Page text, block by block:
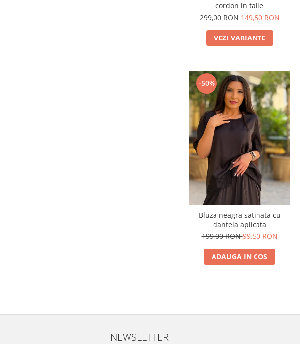
cordon in talie
299,00 RON149,50 RON
VEZI VARIANTE
-50%
Bluza neagra satinata cu
dantela aplicata
199,00 RON99,50 RON
ADAUGA IN COS
NEWSLETTER